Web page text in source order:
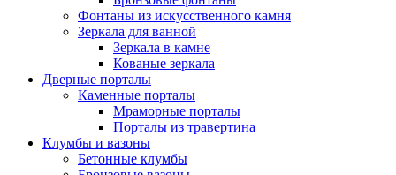
Фонтаны из искусственного камня
Зеркала для ванной
Зеркала в камне
Кованые зеркала
Дверные порталы
Каменные порталы
Мраморные порталы
Порталы из травертина
Клумбы и вазоны
Бетонные клумбы